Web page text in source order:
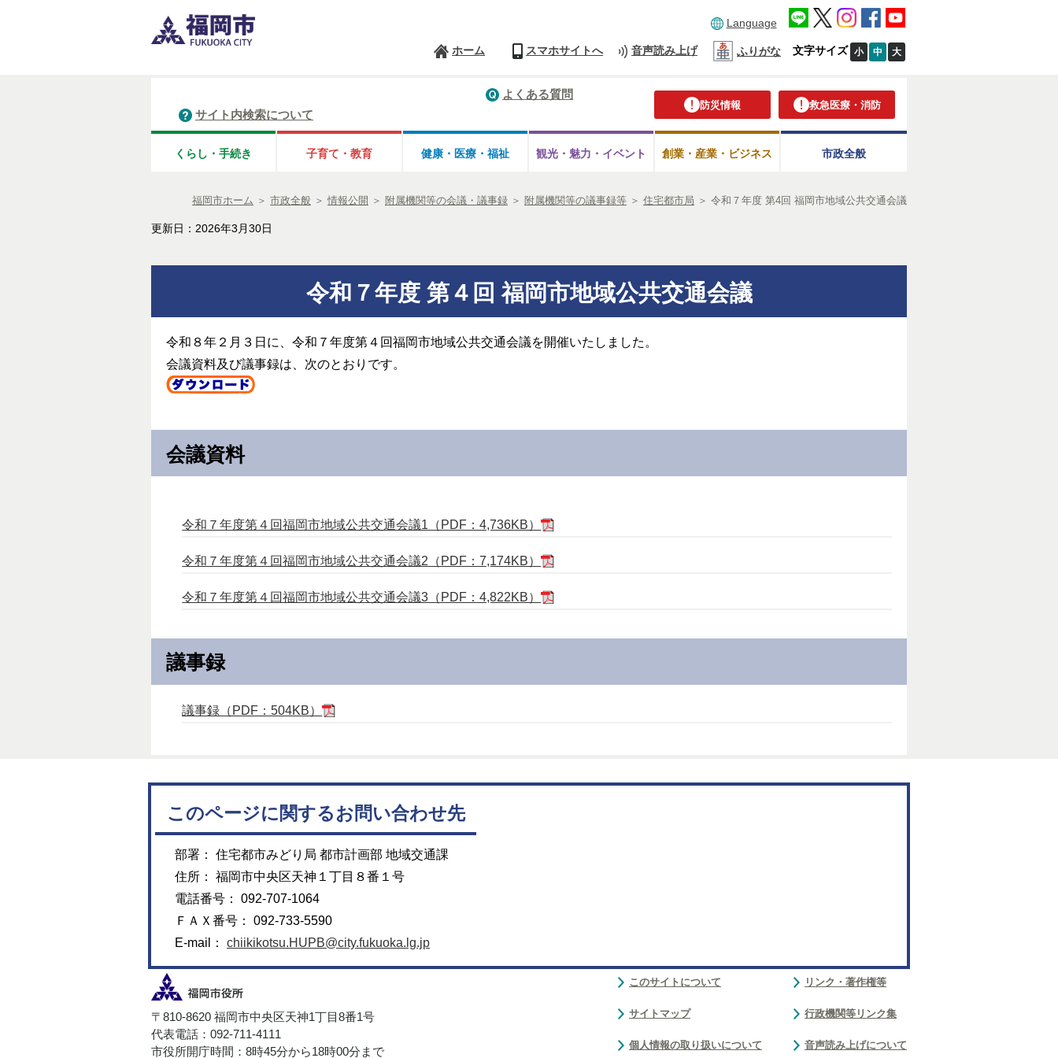
Language
ホーム スマホサイトへ 音声読み上げ ふりがな 文字サイズ 小 中 大
防災情報 救急医療・消防
よくある質問
サイト内検索について
くらし・手続き 子育て・教育 健康・医療・ 福祉 観光・魅力・ イベント 創業・産業・ビジネス 市政全般
福岡市ホーム ＞ 市政全般 ＞ 情報公開 ＞ 附属機関等の会議・議事録 ＞ 附属機関等の議事録等 ＞ 住宅都市局 ＞ 令和７年度 第4回 福岡市地域公共交通会議
更新日：2026年3月30日
令和７年度 第４回 福岡市地域公共交通会議
令和８年２月３日に、令和７年度第４回福岡市地域公共交通会議を開催いたしました。
会議資料及び議事録は、次のとおりです。
会議資料
令和７年度第４回福岡市地域公共交通会議1（PDF：4,736KB）
令和７年度第４回福岡市地域公共交通会議2（PDF：7,174KB）
令和７年度第４回福岡市地域公共交通会議3（PDF：4,822KB）
議事録
議事録（PDF：504KB）
このページに関するお問い合わせ先
部署： 住宅都市みどり局 都市計画部 地域交通課
住所： 福岡市中央区天神１丁目８番１号
電話番号： 092-707-1064
ＦＡＸ番号： 092-733-5590
E-mail： chiikikotsu.HUPB@city.fukuoka.lg.jp
〒810-8620 福岡市中央区天神1丁目8番1号
代表電話：092-711-4111
市役所開庁時間：8時45分から18時00分まで
このサイトについて
サイトマップ
個人情報の取り扱いについて
リンク・著作権等
行政機関等リンク集
音声読み上げについて